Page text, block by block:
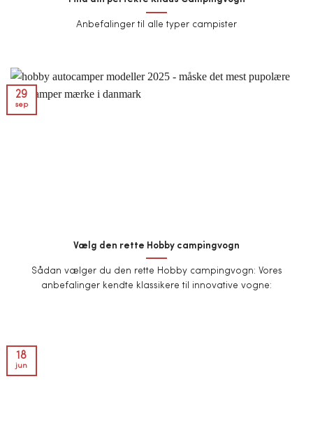
Anbefalinger til alle typer campister
Vælg den rette Hobby campingvogn
Sådan vælger du den rette Hobby campingvogn: Vores
anbefalinger kendte klassikere til innovative vogne:
29
sep
18
jun